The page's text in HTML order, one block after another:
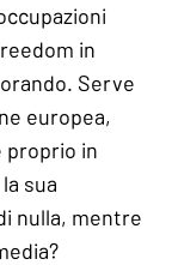
in
Serve
europea,
proprio in
sua
nulla, mentre